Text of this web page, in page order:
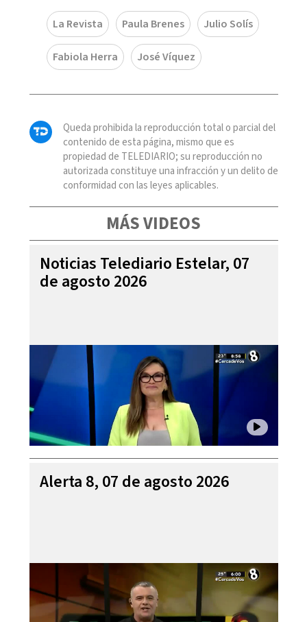
La Revista Paula Brenes Julio Solís
Fabiola Herra José Víquez
Queda prohibida la reproducción total o parcial del
contenido de esta página, mismo que es
propiedad de TELEDIARIO; su reproducción no
autorizada constituye una infracción y un delito de
conformidad con las leyes aplicables.
MÁS VIDEOS
Noticias Telediario Estelar, 07
de agosto 2026
Alerta 8, 07 de agosto 2026